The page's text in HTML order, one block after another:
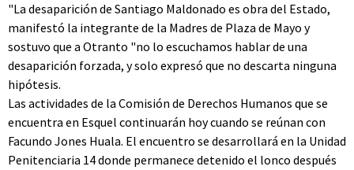
"La desaparición de Santiago Maldonado es obra del Estado,
manifestó la integrante de la Madres de Plaza de Mayo y
sostuvo que a Otranto "no lo escuchamos hablar de una
desaparición forzada, y solo expresó que no descarta ninguna
hipótesis.
Las actividades de la Comisión de Derechos Humanos que se
encuentra en Esquel continuarán hoy cuando se reúnan con
Facundo Jones Huala. El encuentro se desarrollará en la Unidad
Penitenciaria 14 donde permanece detenido el lonco después